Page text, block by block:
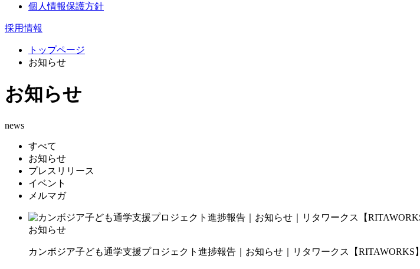
個人情報保護方針
採用情報
トップページ
お知らせ
お知らせ
news
すべて
お知らせ
プレスリリース
イベント
メルマガ
お知らせ
カンボジア子ども通学支援プロジェクト進捗報告｜お知らせ｜リタワークス【RITAWORKS】